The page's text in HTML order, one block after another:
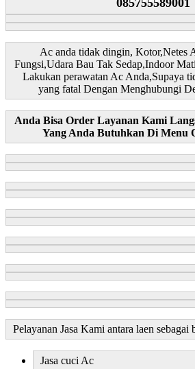
Ac anda tidak dingin, Kotor,Netes
Fungsi,Udara Bau Tak Sedap,Indoor
Lakukan perawatan Ac Anda,Supaya
yang fatal Dengan Menghubungi
Anda Bisa Order Layanan Kami
Yang Anda Butuhkan Di Menu
Pelayanan Jasa Kami antara laen sebagai
Jasa cuci Ac